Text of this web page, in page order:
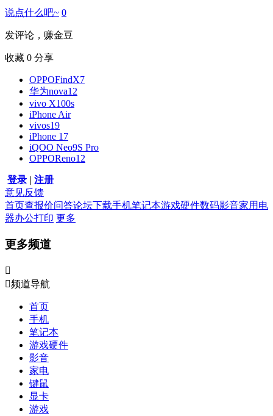
说点什么吧~ 0
发评论，赚金豆
收藏 0 分享
OPPOFindX7
华为nova12
vivo X100s
iPhone Air
vivos19
iPhone 17
iQOO Neo9S Pro
OPPOReno12
登录 | 注册
意见反馈
首页查报价问答论坛下载手机笔记本游戏硬件数码影音家用电
器办公打印 更多
更多频道

频道导航
首页
手机
笔记本
游戏硬件
影音
家电
键鼠
显卡
游戏